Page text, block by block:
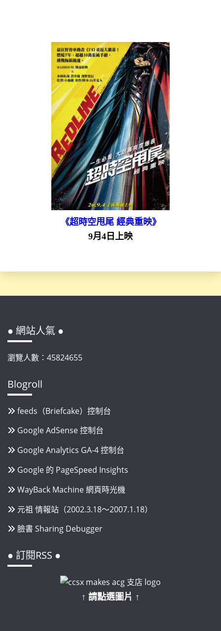
《超時空甩尾 經典重映》
9月4日上映
● 網站人氣 ●
瀏覽人數：45824655
Blogroll
feeds（Briefcake）控制台
Google AdSense 控制台
Google Analytics GA-4 控制台
Google 的 PageSpeed Insights
WayBack Machine 網頁時光機
元祖 情報站（2002.3.18～2007.1.18）
臉書 Sharing Debugger
● 訂閱RSS ●
↑ 請點選圖片 ↑